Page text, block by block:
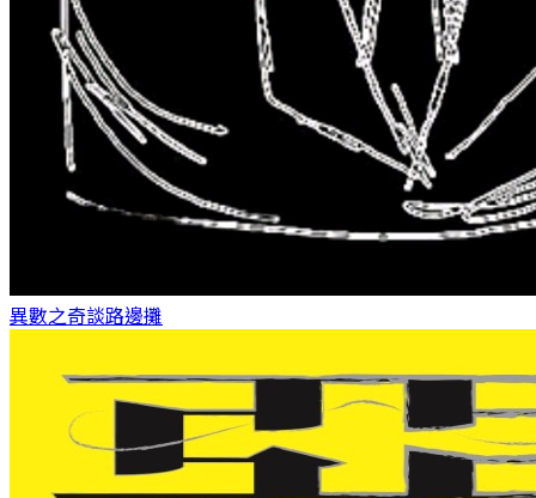
異數之奇談路邊攤